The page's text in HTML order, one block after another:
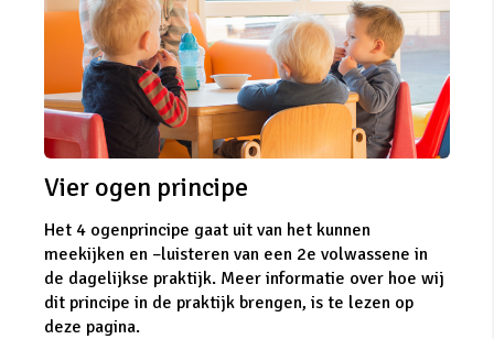
Vier ogen principe
Het 4 ogenprincipe gaat uit van het kunnen
meekijken en –luisteren van een 2e volwassene in
de dagelijkse praktijk. Meer informatie over hoe wij
dit principe in de praktijk brengen, is te lezen op
deze pagina.